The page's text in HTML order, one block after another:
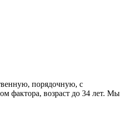
порядочную, с
фактора, возраст до 34 лет. Мы